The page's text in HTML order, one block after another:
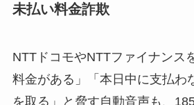
未払い料金詐欺
NTTドコモやNTTファイナンス
料金がある」「本日中に支払わ
を取る」と脅す自動音声も、